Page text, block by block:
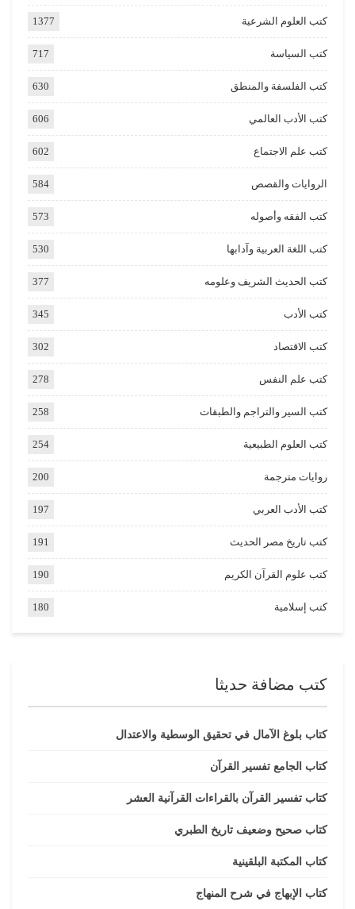
كتب العلوم الشرعية 1377
كتب السياسة 717
كتب الفلسفة والمنطق 630
كتب الأدب العالمي 606
كتب علم الاجتماع 602
الروايات والقصص 584
كتب الفقه وأصوله 573
كتب اللغة العربية وآدابها 530
كتب الحديث الشريف وعلومه 377
كتب الأدب 345
كتب الاقتصاد 302
كتب علم النفس 278
كتب السير والتراجم والطبقات 258
كتب العلوم الطبيعية 254
روايات مترجمة 200
كتب الأدب العربي 197
كتب تاريخ مصر الحديث 191
كتب علوم القرآن الكريم 190
كتب إسلامية 180
كتب مضافة حديثا
كتاب بلوغ الآمال في تحقيق الوسطية والاعتدال
كتاب الجامع تفسير القرآن
كتاب تفسير القرآن بالقراءات القرآنية العشر
كتاب صحيح وضعيف تاريخ الطبري
كتاب المكتبة البلقينية
كتاب الإبهاج في شرح المنهاج